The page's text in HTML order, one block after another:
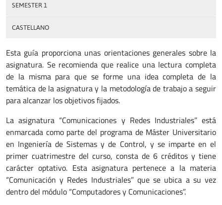
SEMESTER 1
CASTELLANO
Esta guía proporciona unas orientaciones generales sobre la
asignatura. Se recomienda que realice una lectura completa
de la misma para que se forme una idea completa de la
temática de la asignatura y la metodología de trabajo a seguir
para alcanzar los objetivos fijados.
La asignatura “Comunicaciones y Redes Industriales” está
enmarcada como parte del programa de Máster Universitario
en Ingeniería de Sistemas y de Control, y se imparte en el
primer cuatrimestre del curso, consta de 6 créditos y tiene
carácter optativo. Esta asignatura pertenece a la materia
“Comunicación y Redes Industriales” que se ubica a su vez
dentro del módulo “Computadores y Comunicaciones”.